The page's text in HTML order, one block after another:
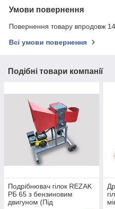
Умови повернення
Повернення товару впродовж
Всі умови повернення
Подібні товари компанії
Подрібнювач гілок REZAK
РБ 65 з бензиновим
двигуном (Під